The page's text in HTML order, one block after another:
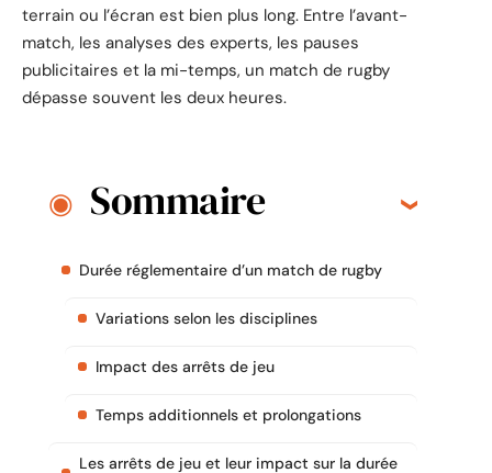
terrain ou l’écran est bien plus long. Entre l’avant-
match, les analyses des experts, les pauses
publicitaires et la mi-temps, un match de rugby
dépasse souvent les deux heures.
Sommaire
Durée réglementaire d’un match de rugby
Variations selon les disciplines
Impact des arrêts de jeu
Temps additionnels et prolongations
Les arrêts de jeu et leur impact sur la durée